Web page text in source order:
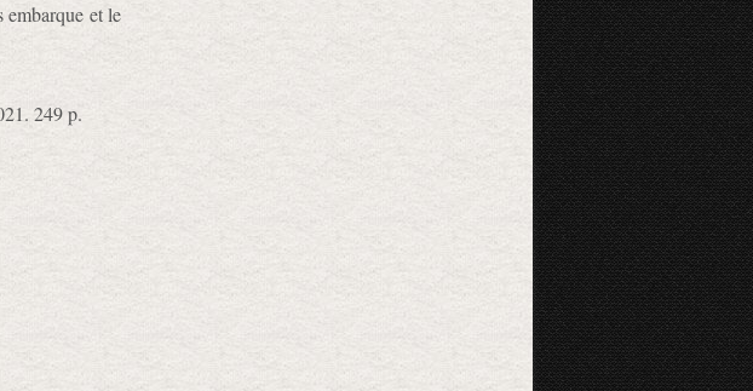
et le
249 p.